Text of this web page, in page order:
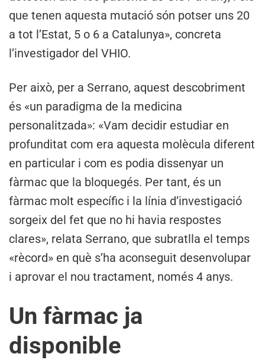
que tenen aquesta mutació són potser uns 20
a tot l’Estat, 5 o 6 a Catalunya», concreta
l’investigador del VHIO.
Per això, per a Serrano, aquest descobriment
és «un paradigma de la medicina
personalitzada»: «Vam decidir estudiar en
profunditat com era aquesta molècula diferent
en particular i com es podia dissenyar un
fàrmac que la bloquegés. Per tant, és un
fàrmac molt específic i la línia d’investigació
sorgeix del fet que no hi havia respostes
clares», relata Serrano, que subratlla el temps
«rècord» en què s’ha aconseguit desenvolupar
i aprovar el nou tractament, només 4 anys.
Un fàrmac ja
disponible